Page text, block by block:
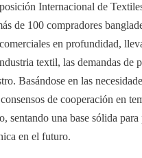
Internacional de
de 100 compradores
en profundidad,
textil, las demandas de
Basándose en las
de cooperación en
sentando una base sólida
en el futuro.